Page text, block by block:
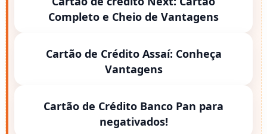
Completo e Cheio de Vantagens
Cartão de Crédito Assaí: Conheça
Vantagens
Cartão de Crédito Banco Pan para
negativados!